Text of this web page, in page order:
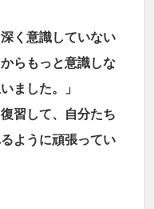
く意識していない
らもっと意識しな
ました。」
習して、自分たち
ように頑張ってい